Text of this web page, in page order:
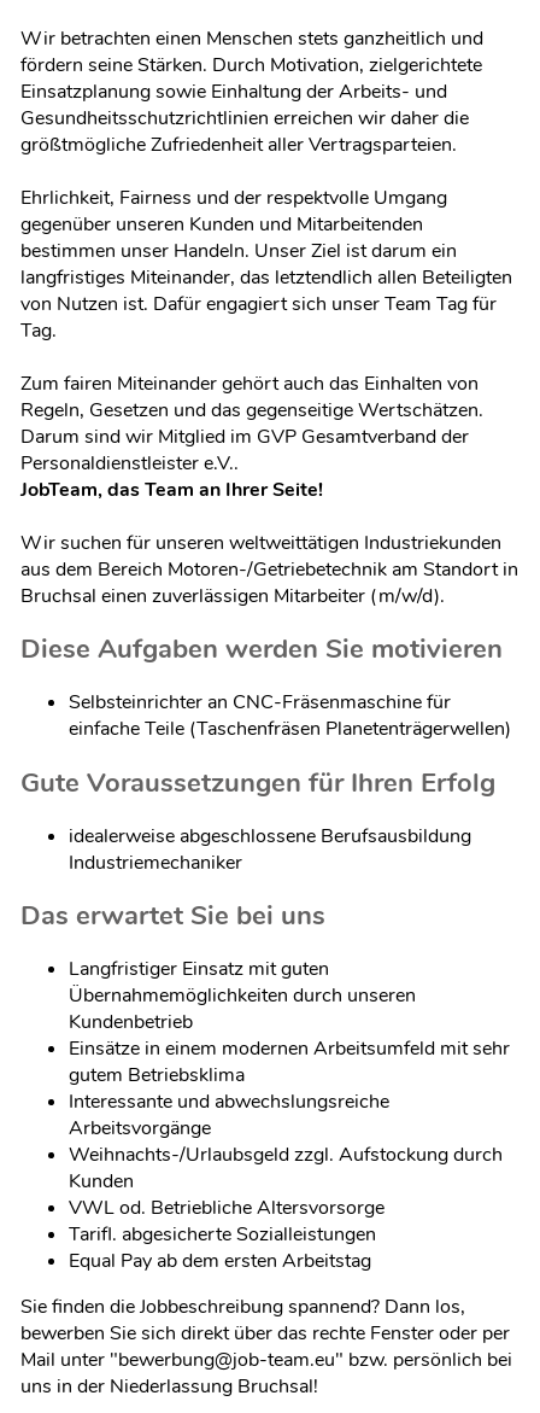
Wir betrachten einen Menschen stets ganzheitlich und
fördern seine Stärken. Durch Motivation, zielgerichtete
Einsatzplanung sowie Einhaltung der Arbeits- und
Gesundheitsschutzrichtlinien erreichen wir daher die
größtmögliche Zufriedenheit aller Vertragsparteien.
Ehrlichkeit, Fairness und der respektvolle Umgang
gegenüber unseren Kunden und Mitarbeitenden
bestimmen unser Handeln. Unser Ziel ist darum ein
langfristiges Miteinander, das letztendlich allen Beteiligten
von Nutzen ist. Dafür engagiert sich unser Team Tag für
Tag.
Zum fairen Miteinander gehört auch das Einhalten von
Regeln, Gesetzen und das gegenseitige Wertschätzen.
Darum sind wir Mitglied im GVP Gesamtverband der
Personaldienstleister e.V..
JobTeam, das Team an Ihrer Seite!
Wir suchen für unseren weltweittätigen Industriekunden
aus dem Bereich Motoren-/Getriebetechnik am Standort in
Bruchsal einen zuverlässigen Mitarbeiter (m/w/d).
Diese Aufgaben werden Sie motivieren
Selbsteinrichter an CNC-Fräsenmaschine für
einfache Teile (Taschenfräsen Planetenträgerwellen)
Gute Voraussetzungen für Ihren Erfolg
idealerweise abgeschlossene Berufsausbildung
Industriemechaniker
Das erwartet Sie bei uns
Langfristiger Einsatz mit guten
Übernahmemöglichkeiten durch unseren
Kundenbetrieb
Einsätze in einem modernen Arbeitsumfeld mit sehr
gutem Betriebsklima
Interessante und abwechslungsreiche
Arbeitsvorgänge
Weihnachts-/Urlaubsgeld zzgl. Aufstockung durch
Kunden
VWL od. Betriebliche Altersvorsorge
Tarifl. abgesicherte Sozialleistungen
Equal Pay ab dem ersten Arbeitstag
Sie finden die Jobbeschreibung spannend? Dann los,
bewerben Sie sich direkt über das rechte Fenster oder per
Mail unter "bewerbung@job-team.eu" bzw. persönlich bei
uns in der Niederlassung Bruchsal!